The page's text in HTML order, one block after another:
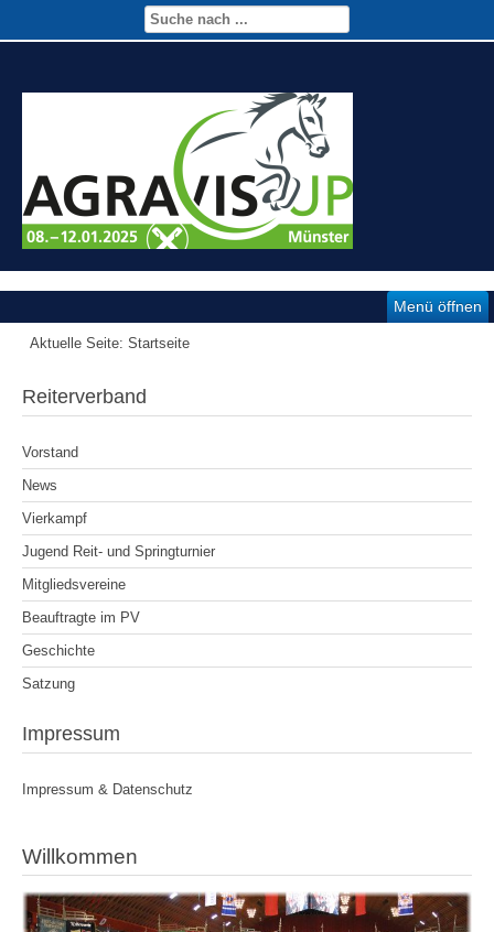
Menü öffnen
Aktuelle Seite: Startseite
Reiterverband
Vorstand
News
Vierkampf
Jugend Reit- und Springturnier
Mitgliedsvereine
Beauftragte im PV
Geschichte
Satzung
Impressum
Impressum & Datenschutz
Willkommen